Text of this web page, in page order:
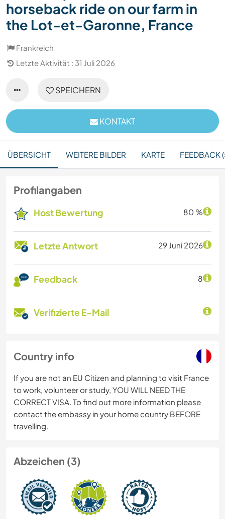
horseback ride on our farm in
the Lot-et-Garonne, France
Frankreich
Letzte Aktivität : 31 Juli 2026
SPEICHERN
KONTAKT
ÜBERSICHT WEITERE BILDER KARTE FEEDBACK
Profilangaben
Host Bewertung 80 %
Letzte Antwort 29 Juni 2026
Feedback 8
Verifizierte E-Mail
Country info
If you are not an EU Citizen and planning to visit France
to work, volunteer or study, YOU WILL NEED THE
CORRECT VISA. To find out more information please
contact the embassy in your home country BEFORE
travelling.
Abzeichen (3)